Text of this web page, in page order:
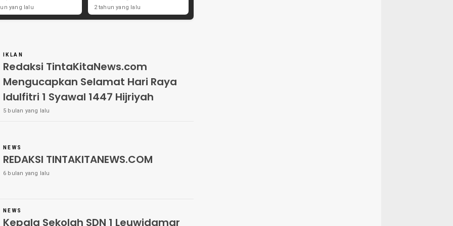
Angka
Masyarakat
yang lalu
Didorong Kebijakan
Populis dan Dukungan
2 tahun yang lalu
IKLAN
Redaksi TintaKitaNews.com
Mengucapkan Selamat Hari Raya
Idulfitri 1 Syawal 1447 Hijriyah
5 bulan yang lalu
NEWS
REDAKSI TINTAKITANEWS.COM
6 bulan yang lalu
NEWS
Kepala Sekolah SDN 1 Leuwidamar